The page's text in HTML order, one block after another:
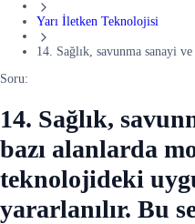
Yarı İletken Teknolojisi
14. Sağlık, savunma sanayi ve
Soru:
14. Sağlık,
bazı alanlarda
teknolojideki
yararlanılır. Bu